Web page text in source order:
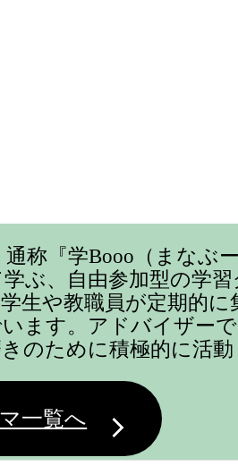
称『学Booo（まなぶ
ぶ、自由参加型の学
生や教職員が定期的
ます。アドバイザー
のために積極的に活動
一覧へ